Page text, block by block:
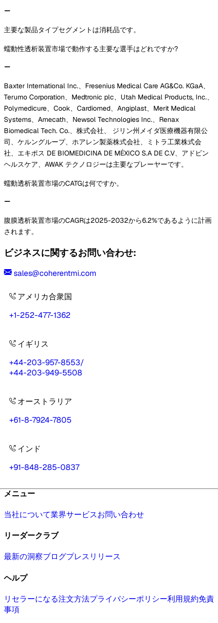
主要な製品タイプセグメントは消耗品です。
蠕動性透析装置市場で動作する主要な選手はどれですか?
Baxter International Inc.、Fresenius Medical Care AG&Co. KGaA、
Terumo Corporation、Medtronic plc、Utah Medical Products, Inc.、
Polymedicure、Cook、Cardiomed、Angiplast、Merit Medical
Systems、Amecath、Newsol Technologies Inc.、Renax
Biomedical Tech. Co.、株式会社、 ジリン州メイダ医療機器有限公
司、ケルングループ、ホアレン製薬株式会社、ミトラ工業株式会
社、エキポス DE BIOMEDICINA DE MÉXICO S.A DE C.V、アドビン
ヘルスケア、AWAK テクノロジーは主要なプレーヤーです。
蠕動透析装置市場のCATGは何ですか。
腹膜透析装置市場のCAGRは2025-2032から6.2%であるように計画
されます。
ビジネスに関するお問い合わせ:
sales@coherentmi.com
アメリカ合衆国
+1-252-477-1362
イギリス
+44-203-957-8553/
+44-203-949-5508
オーストラリア
+61-8-7924-7805
インド
+91-848-285-0837
メニュー
当社について業界サービスお問い合わせ
リーダークラブ
最新の洞察ブログプレスリリース
ヘルプ
リセラーになる注文方法プライバシーポリシー利用規約免責
事項